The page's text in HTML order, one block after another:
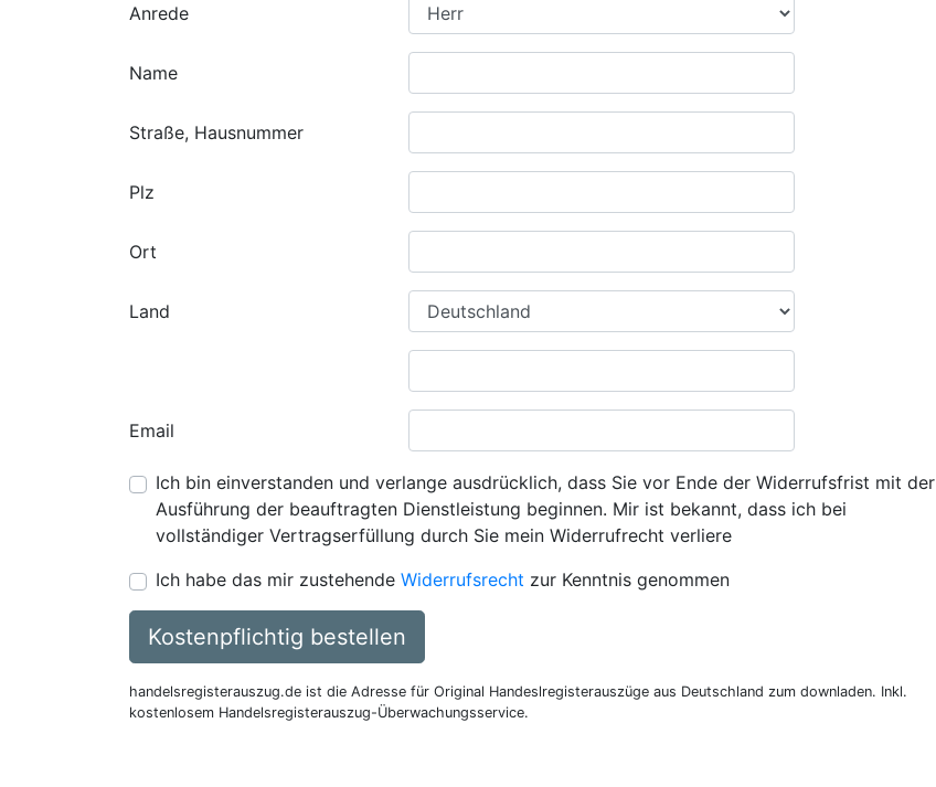
Anrede
Name
Straße, Hausnummer
Plz
Ort
Land
Email
Ich bin einverstanden und verlange ausdrücklich, dass Sie vor Ende der Widerrufsfrist mit der
Ausführung der beauftragten Dienstleistung beginnen. Mir ist bekannt, dass ich bei
vollständiger Vertragserfüllung durch Sie mein Widerrufrecht verliere
Ich habe das mir zustehende Widerrufsrecht zur Kenntnis genommen
Kostenpflichtig bestellen
handelsregisterauszug.de ist die Adresse für Original Handeslregisterauszüge aus Deutschland zum downladen. Inkl.
kostenlosem Handelsregisterauszug-Überwachungsservice.